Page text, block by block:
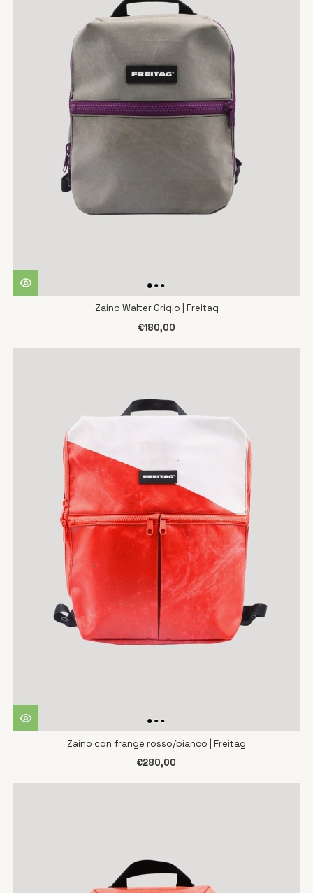
Zaino Walter Grigio | Freitag
€180,00
Zaino con frange rosso/bianco | Freitag
€280,00